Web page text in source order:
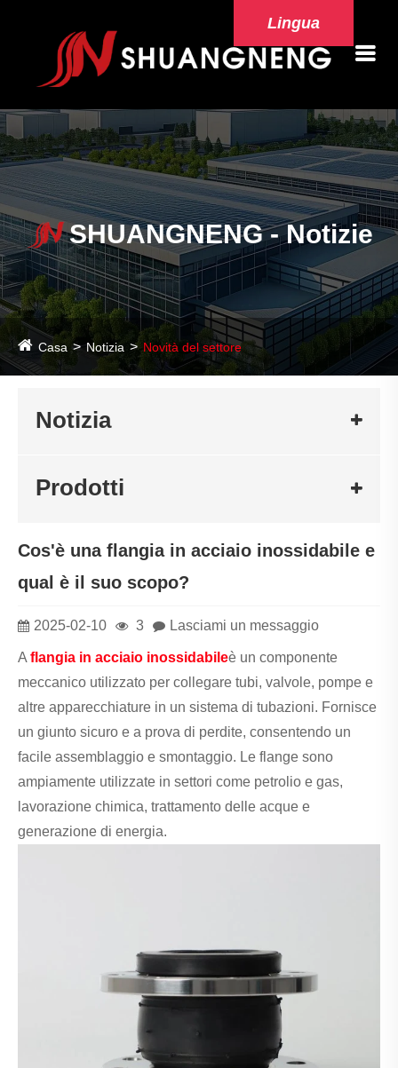
Lingua
SHUANGNENG - Notizie
Casa Notizia Novità del settore
Notizia
Prodotti
Cos'è una flangia in acciaio inossidabile e
qual è il suo scopo?
2025-02-10 3 Lasciami un messaggio
A flangia in acciaio inossidabileè un componente
meccanico utilizzato per collegare tubi, valvole, pompe e
altre apparecchiature in un sistema di tubazioni. Fornisce
un giunto sicuro e a prova di perdite, consentendo un
facile assemblaggio e smontaggio. Le flange sono
ampiamente utilizzate in settori come petrolio e gas,
lavorazione chimica, trattamento delle acque e
generazione di energia.